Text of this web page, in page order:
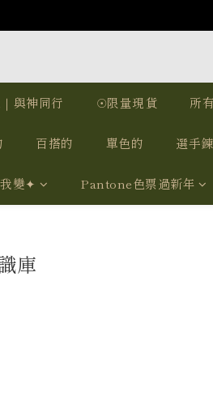
與神同行 ☉限量現貨 所
百搭的 單色的 選手
變✦ Pantone色票過新年
庫